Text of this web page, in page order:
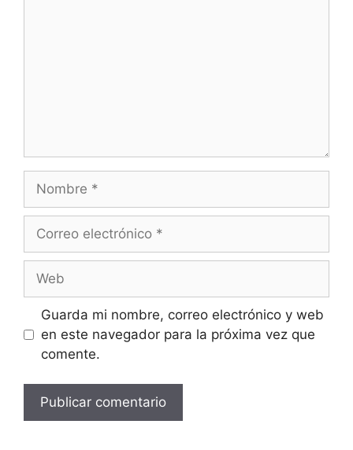
electrónico
Guarda mi nombre, correo electrónico y web
en este navegador para la próxima vez que
comente.